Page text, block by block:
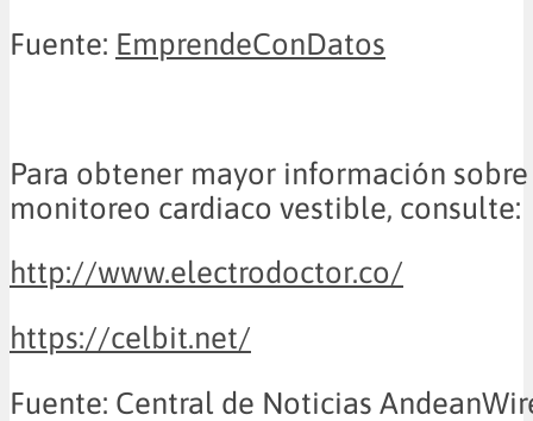
Fuente: EmprendeConDatos
Para obtener mayor información
monitoreo cardiaco vestible, consulte:
http://www.electrodoctor.co/
https://celbit.net/
Fuente: Central de Noticias